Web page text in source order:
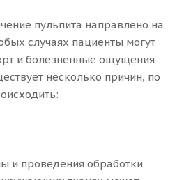
пульпита направлено на
случаях пациенты могут
и болезненные ощущения
несколько причин, по
и проведения обработки